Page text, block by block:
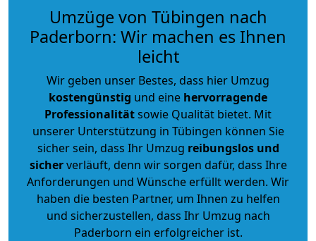
Umzüge von Tübingen nach
Paderborn: Wir machen es Ihnen
leicht
Wir geben unser Bestes, dass hier Umzug
kostengünstig und eine hervorragende
Professionalitätsowie Qualität bietet. Mit
unserer Unterstützung in Tübingen können Sie
sicher sein, dass Ihr Umzug reibungslos und
sicherverläuft, denn wir sorgen dafür, dass Ihre
Anforderungen und Wünsche erfüllt werden. Wir
haben die besten Partner, um Ihnen zu helfen
und sicherzustellen, dass Ihr Umzug nach
Paderborn ein erfolgreicher ist.